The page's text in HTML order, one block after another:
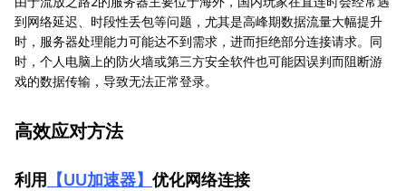
到网络延迟、时段性丢包等问题，尤其是高峰期数据流量大幅提升
时，服务器处理能力可能达不到需求，进而拒绝部分连接请求。同
时，个人电脑上的防火墙或第三方安全软件也可能因误判而阻断游
戏的数据传输，导致无法正常登录。
高效应对方法
利用 【UU加速器】 优化网络连接